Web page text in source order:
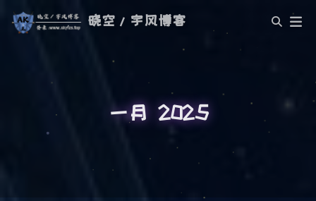
晓空/宇风博客
一月 2025